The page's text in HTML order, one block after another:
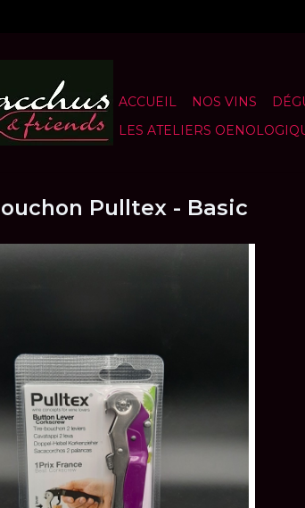
ACCUEIL NOS VINS
LES ATELIERS
Pulltex - Basic